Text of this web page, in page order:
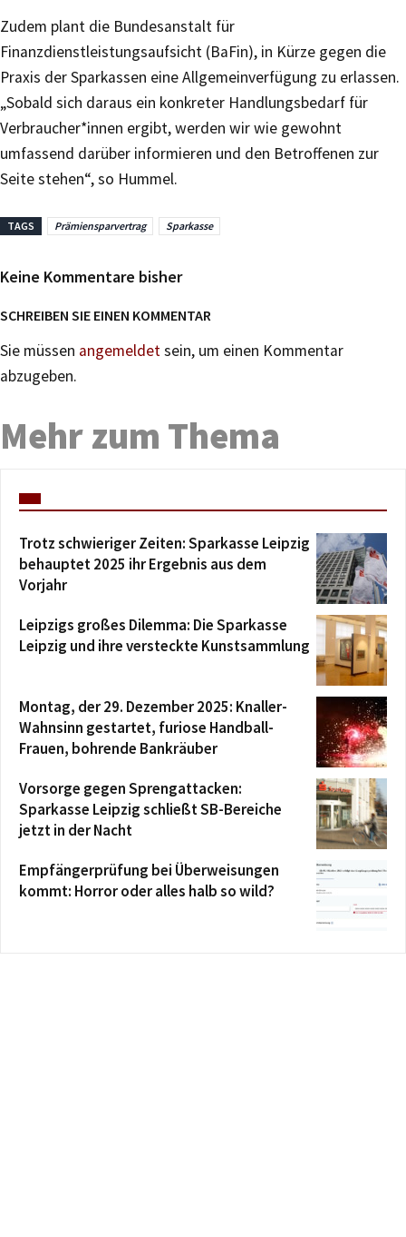
Zudem plant die Bundesanstalt für
Finanzdienstleistungsaufsicht (BaFin), in Kürze gegen die
Praxis der Sparkassen eine Allgemeinverfügung zu erlassen.
„Sobald sich daraus ein konkreter Handlungsbedarf für
Verbraucher*innen ergibt, werden wir wie gewohnt
umfassend darüber informieren und den Betroffenen zur
Seite stehen“, so Hummel.
TAGS Prämiensparvertrag Sparkasse
Keine Kommentare bisher
SCHREIBEN SIE EINEN KOMMENTAR
Sie müssen angemeldetsein, um einen Kommentar
abzugeben.
Mehr zum Thema
Trotz schwieriger Zeiten: Sparkasse Leipzig
behauptet 2025 ihr Ergebnis aus dem
Vorjahr
Leipzigs großes Dilemma: Die Sparkasse
Leipzig und ihre versteckte Kunstsammlung
Montag, der 29. Dezember 2025: Knaller-
Wahnsinn gestartet, furiose Handball-
Frauen, bohrende Bankräuber
Vorsorge gegen Sprengattacken:
Sparkasse Leipzig schließt SB-Bereiche
jetzt in der Nacht
Empfängerprüfung bei Überweisungen
kommt: Horror oder alles halb so wild?